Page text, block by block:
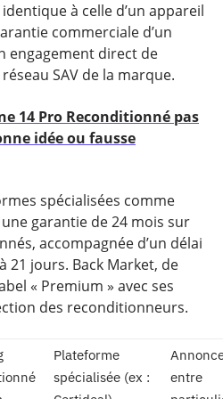
identique à celle d’un appareil
commerciale d’un
engagement direct de
SAV de la marque.
14 Pro Reconditionné pas
idée ou fausse
spécialisées comme
garantie de 24 mois sur
accompagnée d’un délai
21 jours. Back Market, de
« Premium » avec ses
des reconditionneurs.
Plateforme
spécialisée (ex :
entre